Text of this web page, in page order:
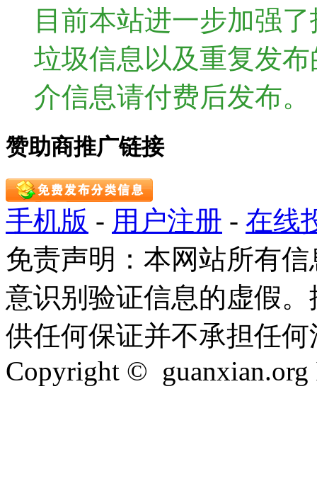
目前本站进一步加强
垃圾信息以及重复发
介信息请付费后发布。
赞助商推广链接
手机版 - 用户注册 - 在线
免责声明：本网站所有
意识别验证信息的虚假
供任何保证并不承担任
Copyright © guanxian.org